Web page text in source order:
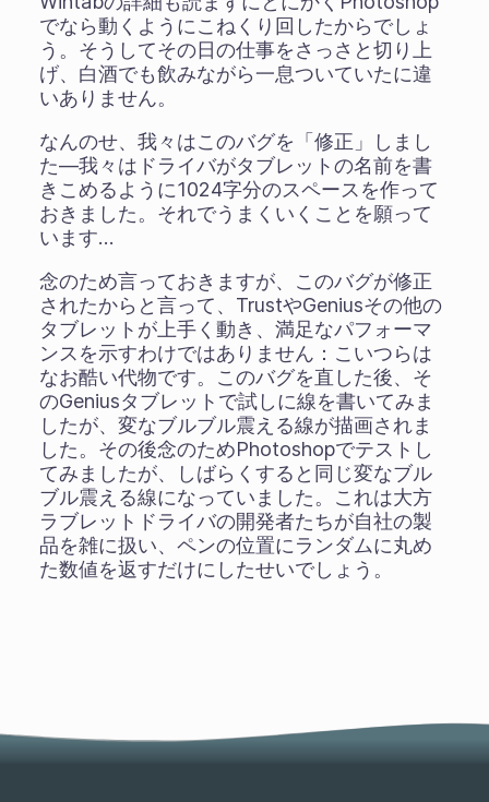
でなら動くようにこねくり回したからでしょ
う。そうしてその日の仕事をさっさと切り上
げ、白酒でも飲みながら一息ついていたに違
いありません。
なんのせ、我々はこのバグを「修正」しまし
た―我々はドライバがタブレットの名前を書
きこめるように1024字分のスペースを作って
おきました。それでうまくいくことを願って
います…
念のため言っておきますが、このバグが修正
されたからと言って、TrustやGeniusその他の
タブレットが上手く動き、満足なパフォーマ
ンスを示すわけではありません：こいつらは
なお酷い代物です。このバグを直した後、そ
のGeniusタブレットで試しに線を書いてみま
したが、変なブルブル震える線が描画されま
した。その後念のためPhotoshopでテストし
てみましたが、しばらくすると同じ変なブル
ブル震える線になっていました。これは大方
ラブレットドライバの開発者たちが自社の製
品を雑に扱い、ペンの位置にランダムに丸め
た数値を返すだけにしたせいでしょう。